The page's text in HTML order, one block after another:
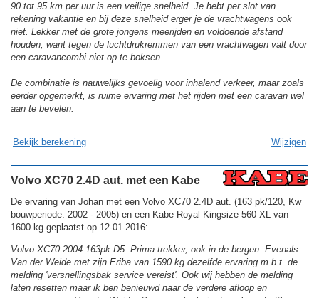
90 tot 95 km per uur is een veilige snelheid. Je hebt per slot van
rekening vakantie en bij deze snelheid erger je de vrachtwagens ook
niet. Lekker met de grote jongens meerijden en voldoende afstand
houden, want tegen de luchtdrukremmen van een vrachtwagen valt door
een caravancombi niet op te boksen.
De combinatie is nauwelijks gevoelig voor inhalend verkeer, maar zoals
eerder opgemerkt, is ruime ervaring met het rijden met een caravan wel
aan te bevelen.
Bekijk berekening Wijzigen
Volvo XC70 2.4D aut. met een Kabe
De ervaring van Johan met een Volvo XC70 2.4D aut. (163 pk/120, Kw
bouwperiode: 2002 - 2005) en een Kabe Royal Kingsize 560 XL van
1600 kg geplaatst op 12-01-2016:
Volvo XC70 2004 163pk D5. Prima trekker, ook in de bergen. Evenals
Van der Weide met zijn Eriba van 1590 kg dezelfde ervaring m.b.t. de
melding 'versnellingsbak service vereist'. Ook wij hebben de melding
laten resetten maar ik ben benieuwd naar de verdere afloop en